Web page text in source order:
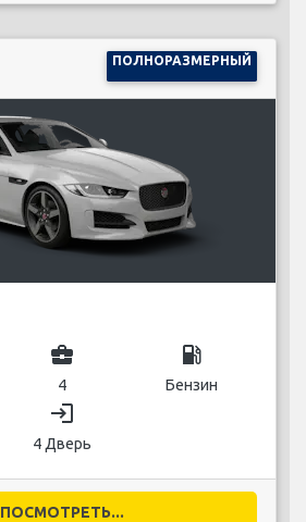
ПОЛНОРАЗМЕРНЫЙ
business_center
4
local_gas_station
Бензин
login
4 Дверь
ПОСМОТРЕТЬ...